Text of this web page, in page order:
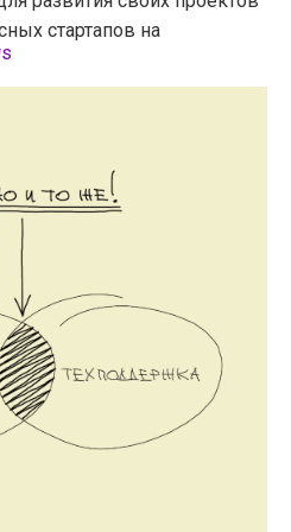
стартапов на